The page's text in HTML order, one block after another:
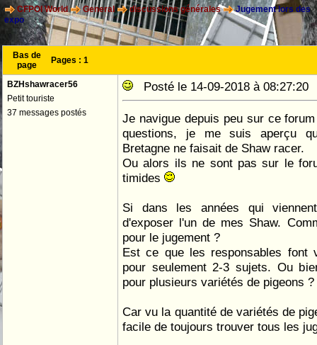
CFPOI World General discussions générales
Jugement lors des
expo
Bas de
page
Pages : 1
BZHshawracer56
Petit touriste
37 messages postés
Posté le 14-09-2018 à
Je navigue depuis peu sur ce
questions, je me suis aperçu
Bretagne ne faisait de Shaw racer.
Ou alors ils ne sont pas sur le
timides
Si dans les années qui
d'exposer l'un de mes Shaw.
pour le jugement ?
Est ce que les responsables font
pour seulement 2-3 sujets. Ou
pour plusieurs variétés de pigeons ?
Car vu la quantité de variétés de
facile de toujours trouver tous les